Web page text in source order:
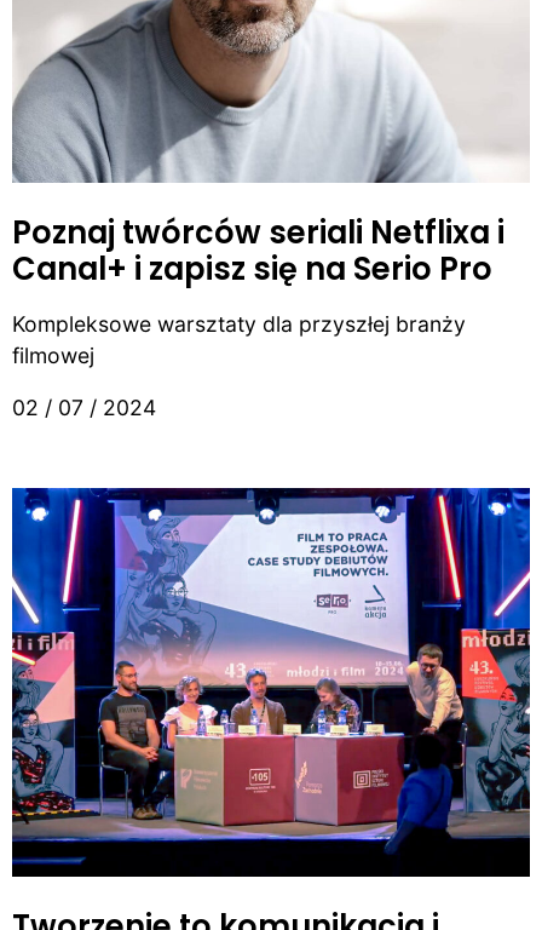
Poznaj twórców seriali Netflixa i
Canal+ i zapisz się na Serio Pro
Kompleksowe warsztaty dla przyszłej branży
filmowej
02 / 07 / 2024